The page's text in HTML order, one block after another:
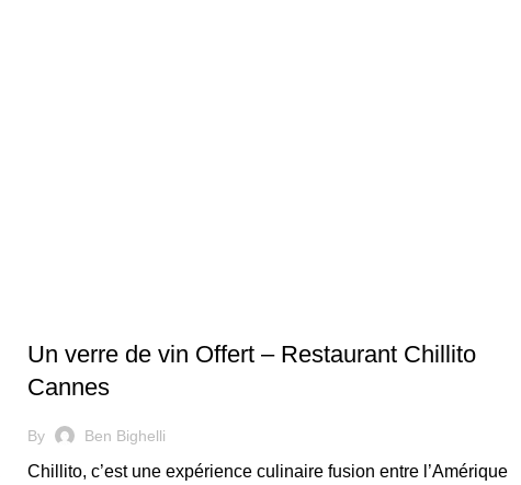
Un verre de vin Offert – Restaurant Chillito
Cannes
By Ben Bighelli
Chillito, c’est une expérience culinaire fusion entre l’Amérique